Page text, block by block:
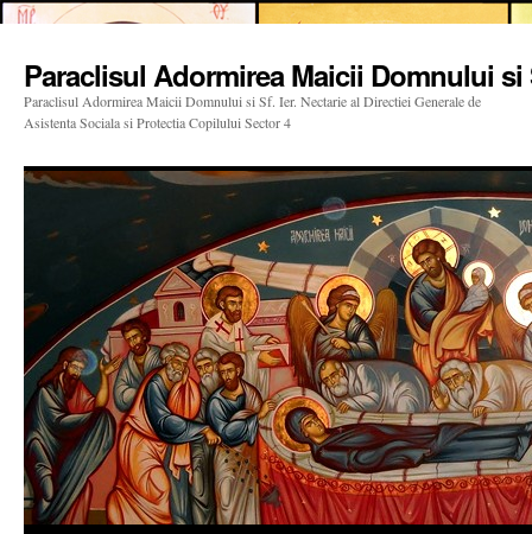
Paraclisul Adormirea Maicii Domnului si
Paraclisul Adormirea Maicii Domnului si Sf. Ier. Nectarie al Directiei Generale de
Asistenta Sociala si Protectia Copilului Sector 4